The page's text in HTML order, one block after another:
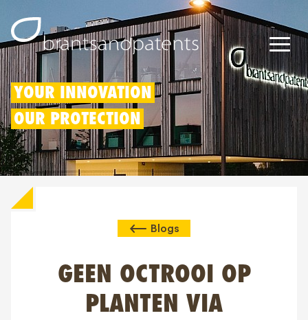
Patents
Trademarks
Designs
Blogs
YOUR INNOVATION
OUR PROTECTION
Blogs
GEEN OCTROOI OP
PLANTEN VIA